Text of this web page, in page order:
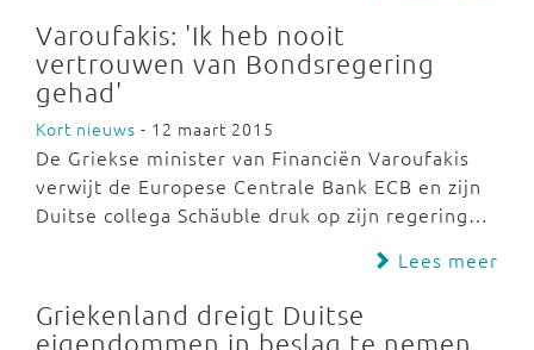
Varoufakis: 'Ik heb nooit
vertrouwen van Bondsregering
gehad'
Kort nieuws - 12 maart 2015
De Griekse minister van Financiën Varoufakis
verwijt de Europese Centrale Bank ECB en zijn
Duitse collega Schäuble druk op zijn regering…
Lees meer
Griekenland dreigt Duitse
eigendommen in beslag te nemen